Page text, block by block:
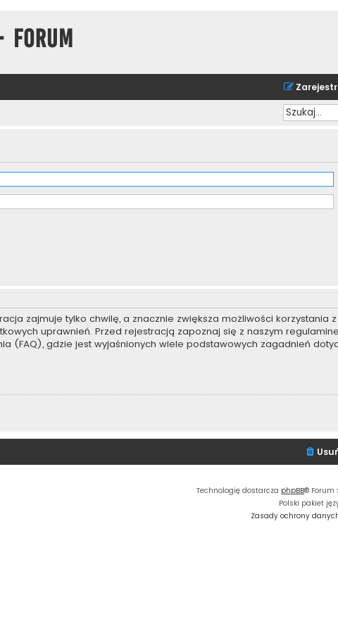
Forum
zajmuje tylko chwilę, a znacznie zwiększa możliwości korzystania z
uprawnień. Przed rejestracją zapoznaj się z naszym
(FAQ), gdzie jest wyjaśnionych wiele podstawowych zagadnień
Technologię dostarcza phpBB® Forum
Polski pakiet
Zasady ochrony